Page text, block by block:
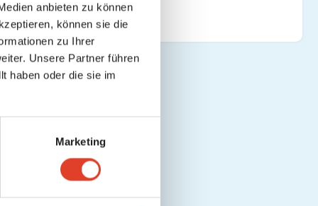
anbieten zu können
können sie die
zu Ihrer
Unsere Partner führen
haben oder die sie im
Marketing
Ideen,